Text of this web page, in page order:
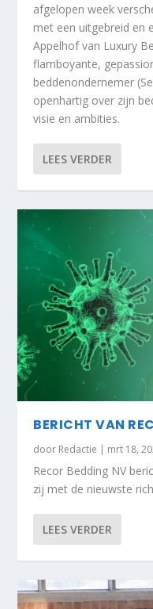
afgelopen week
met een uitgebreid en
Appelhof van Luxury
flamboyante,
beddenondernemer
openhartig over zijn
visie en ambities.
LEES VERDER
BERICHT VAN
door Redactie | mrt 18,
Recor Bedding NV
zij met de nieuwste
LEES VERDER